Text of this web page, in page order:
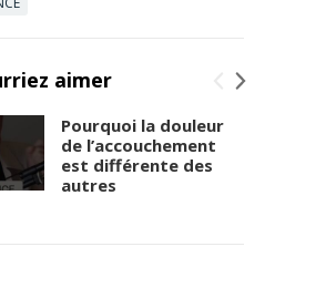
aimer
Pourquoi la douleur
de l’accouchement
est différente des
autres